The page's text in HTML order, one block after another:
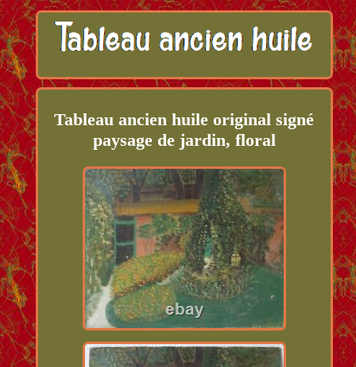
Tableau ancien huile original signé
paysage de jardin, floral